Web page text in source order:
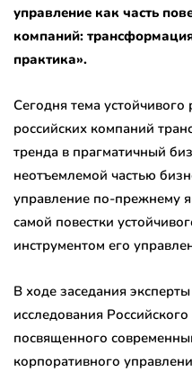
управление как часть
компаний:
практика».
Сегодня тема устойчивого
российских компаний
тренда в прагматичный
неотъемлемой частью
управление по-прежнему
самой повестки
инструментом его
В ходе заседания
исследования
посвященного
корпоративного